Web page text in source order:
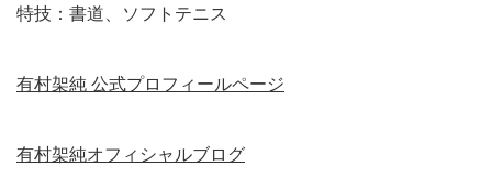
特技：書道、ソフトテニス
有村架純 公式プロフィールページ
有村架純オフィシャルブログ